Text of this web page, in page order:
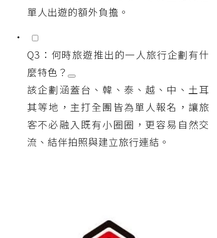
單人出遊的額外負擔。
Q3：何時旅遊推出的一人旅行企劃有什
麼特色？
該企劃涵蓋台、韓、泰、越、中、土耳
其等地，主打全團皆為單人報名，讓旅
客不必融入既有小圈圈，更容易自然交
流、結伴拍照與建立旅行連結。